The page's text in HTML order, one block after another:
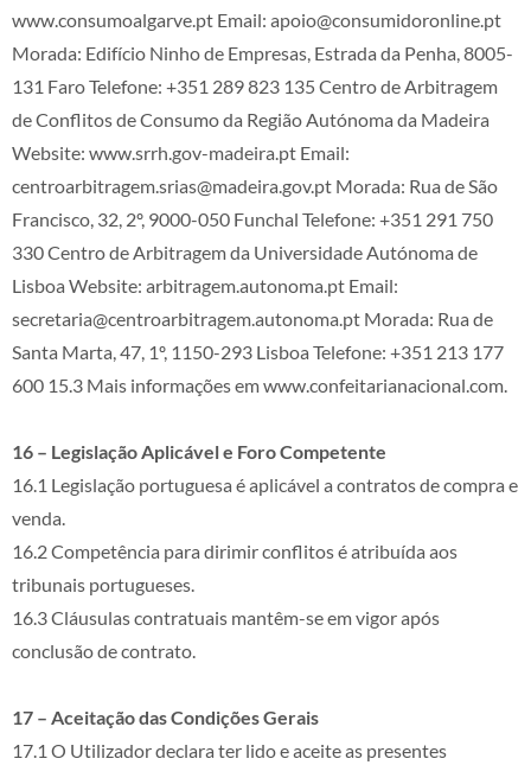
www.consumoalgarve.pt Email: apoio@consumidoronline.pt
Morada: Edifício Ninho de Empresas, Estrada da Penha, 8005-
131 Faro Telefone: +351 289 823 135 Centro de Arbitragem
de Conflitos de Consumo da Região Autónoma da Madeira
Website: www.srrh.gov-madeira.pt Email:
centroarbitragem.srias@madeira.gov.pt Morada: Rua de São
Francisco, 32, 2º, 9000-050 Funchal Telefone: +351 291 750
330 Centro de Arbitragem da Universidade Autónoma de
Lisboa Website: arbitragem.autonoma.pt Email:
secretaria@centroarbitragem.autonoma.pt Morada: Rua de
Santa Marta, 47, 1º, 1150-293 Lisboa Telefone: +351 213 177
600 15.3 Mais informações em www.confeitarianacional.com.
16 – Legislação Aplicável e Foro Competente
16.1 Legislação portuguesa é aplicável a contratos de compra e
venda.
16.2 Competência para dirimir conflitos é atribuída aos
tribunais portugueses.
16.3 Cláusulas contratuais mantêm-se em vigor após
conclusão de contrato.
17 – Aceitação das Condições Gerais
17.1 O Utilizador declara ter lido e aceite as presentes